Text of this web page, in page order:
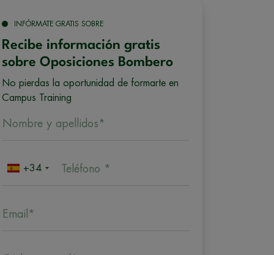
INFÓRMATE GRATIS SOBRE
Recibe información gratis
sobre Oposiciones Bombero
No pierdas la oportunidad de formarte en
Campus Training
Nombre y apellidos*
+34 Teléfono *
Email*